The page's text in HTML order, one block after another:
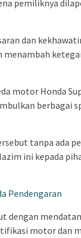
pemiliknya
dan
motor Honda
berbagai
tanpa ada
ini kepada
Pendengaran
dengan
motor dan